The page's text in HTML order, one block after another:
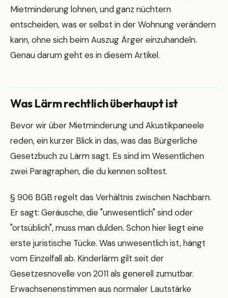
Mietminderung lohnen, und ganz nüchtern
entscheiden, was er selbst in der Wohnung verändern
kann, ohne sich beim Auszug Ärger einzuhandeln.
Genau darum geht es in diesem Artikel.
Was Lärm rechtlich überhaupt ist
Bevor wir über Mietminderung und Akustikpaneele
reden, ein kurzer Blick in das, was das Bürgerliche
Gesetzbuch zu Lärm sagt. Es sind im Wesentlichen
zwei Paragraphen, die du kennen solltest.
§ 906 BGB regelt das Verhältnis zwischen Nachbarn.
Er sagt: Geräusche, die "unwesentlich" sind oder
"ortsüblich", muss man dulden. Schon hier liegt eine
erste juristische Tücke. Was unwesentlich ist, hängt
vom Einzelfall ab. Kinderlärm gilt seit der
Gesetzesnovelle von 2011 als generell zumutbar.
Erwachsenenstimmen aus normaler Lautstärke